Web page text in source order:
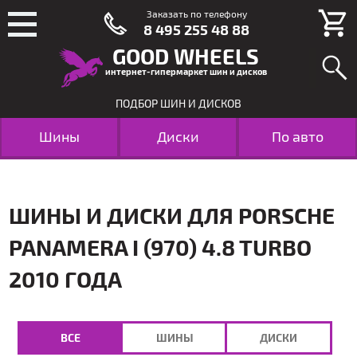
GOOD WHEELS
интернет-гипермаркет шин и дисков
ПОДБОР ШИН И ДИСКОВ
Шины Диски По авто
ШИНЫ И ДИСКИ ДЛЯ PORSCHE
PANAMERA I (970) 4.8 TURBO
2010 ГОДА
ВСЕ ШИНЫ ДИСКИ
Заказать по телефону
8 495 255 48 88